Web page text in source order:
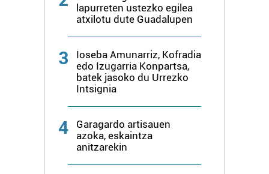
lapurreten ustezko egilea
atxilotu dute Guadalupen
3
Ioseba Amunarriz, Kofradia
edo Izugarria Konpartsa,
batek jasoko du Urrezko
Intsignia
4
Garagardo artisauen
azoka, eskaintza
anitzarekin